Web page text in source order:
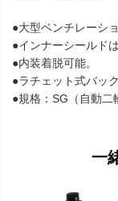
●大型ベンチレーシ
●インナーシールド
●内装着脱可能。
●ラチェット式バッ
●規格：SG（自動二
一